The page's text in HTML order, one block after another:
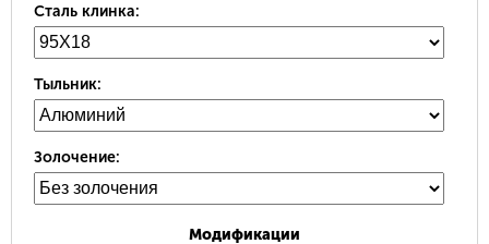
Сталь клинка:
Тыльник:
Золочение:
Модификации